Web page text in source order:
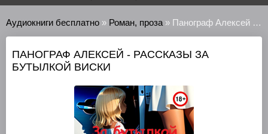
Аудиокниги бесплатно » Роман, проза » Панограф Алексей - Рассказы за бутылкой виски
ПАНОГРАФ АЛЕКСЕЙ - РАССКАЗЫ ЗА
БУТЫЛКОЙ ВИСКИ